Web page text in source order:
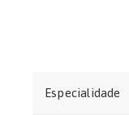
Especialidade